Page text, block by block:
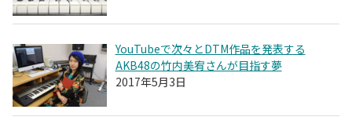
YouTubeで次々とDTM作品を発表する
AKB48の竹内美宥さんが目指す夢
2017年5月3日